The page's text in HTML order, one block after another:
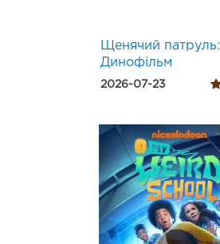
Щенячий патруль:
Динофільм
2026-07-23